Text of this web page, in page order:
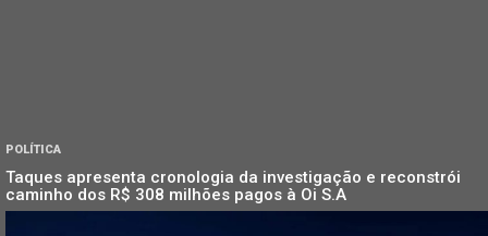
POLÍTICA
Taques apresenta cronologia da investigação e reconstrói
caminho dos R$ 308 milhões pagos à Oi S.A